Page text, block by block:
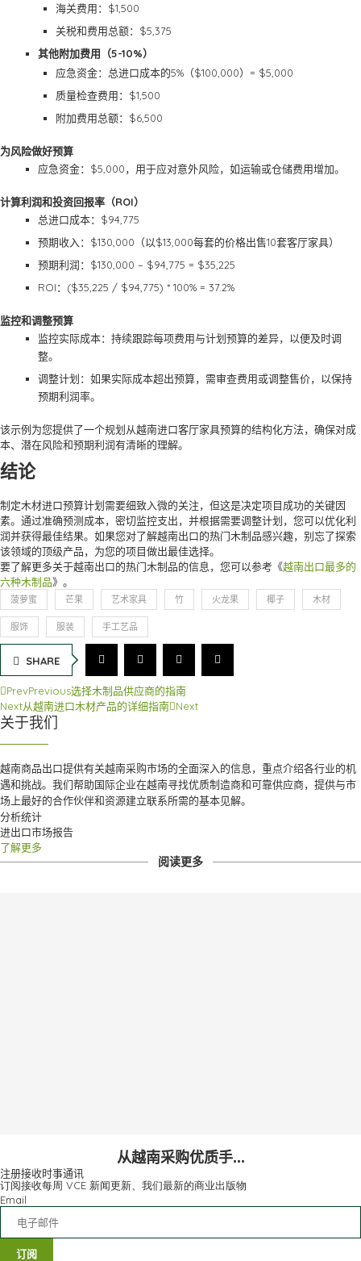
海关费用：$1,500
关税和费用总额：$5,375
其他附加费用（5-10%）
应急资金：总进口成本的5%（$100,000）= $5,000
质量检查费用：$1,500
附加费用总额：$6,500
为风险做好预算
应急资金：$5,000，用于应对意外风险，如运输或仓储费用增加。
计算利润和投资回报率（ROI）
总进口成本：$94,775
预期收入：$130,000（以$13,000每套的价格出售10套客厅家具）
预期利润：$130,000 – $94,775 = $35,225
ROI：($35,225 / $94,775) * 100% = 37.2%
监控和调整预算
监控实际成本：持续跟踪每项费用与计划预算的差异，以便及时调
整。
调整计划：如果实际成本超出预算，需审查费用或调整售价，以保持
预期利润率。
该示例为您提供了一个规划从越南进口客厅家具预算的结构化方法，确保对成
本、潜在风险和预期利润有清晰的理解。
结论
制定木材进口预算计划需要细致入微的关注，但这是决定项目成功的关键因
素。通过准确预测成本，密切监控支出，并根据需要调整计划，您可以优化利
润并获得最佳结果。如果您对了解越南出口的热门木制品感兴趣，别忘了探索
该领域的顶级产品，为您的项目做出最佳选择。
要了解更多关于越南出口的热门木制品的信息，您可以参考《越南出口最多的
六种木制品》。
菠萝蜜 芒果 艺术家具 竹 火龙果 椰子 木材
服饰 服装 手工艺品
SHARE
PrevPrevious选择木制品供应商的指南
Next从越南进口木材产品的详细指南 Next
关于我们
越南商品出口提供有关越南采购市场的全面深入的信息，重点介绍各行业的机
遇和挑战。 我们帮助国际企业在越南寻找优质制造商和可靠供应商，提供与市
场上最好的合作伙伴和资源建立联系所需的基本见解。
分析统计
进出口市场报告
了解更多
阅读更多
从越南采购优质手...
注册接收时事通讯​
订阅接收每周 VCE 新闻更新、我们最新的商业出版物
Email
订阅